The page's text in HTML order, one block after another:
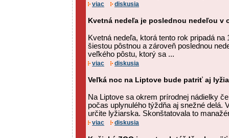
viac diskusia
Kvetná nedeľa je poslednou nedeľou v
Kvetná nedeľa, ktorá tento rok pripadá na
šiestou pôstnou a zároveň poslednou
veľkého pôstu, ktorý sa ...
viac diskusia
Veľká noc na Liptove bude patriť aj
Na Liptove sa okrem prírodnej nádielky
počas uplynulého týždňa aj snežné delá.
určite lyžiarska. Skonštatovala to
viac diskusia